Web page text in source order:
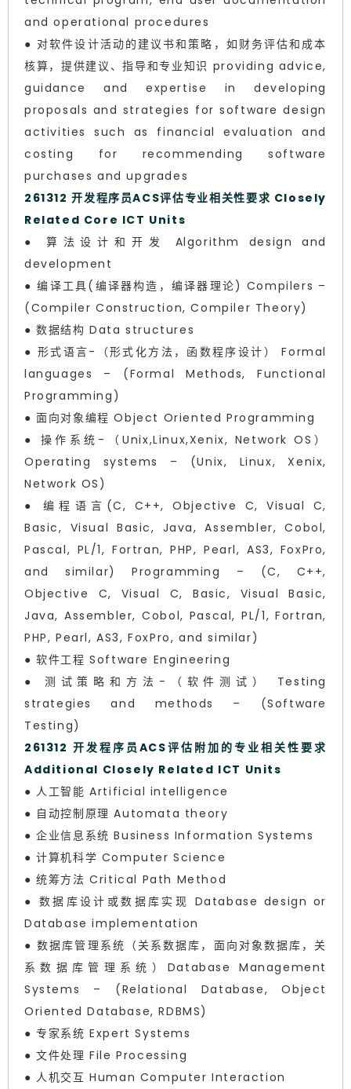
and operational procedures
● 对软件设计活动的建议书和策略，如财务评估和成本
核算，提供建议、指导和专业知识 providing advice,
guidance and expertise in developing
proposals and strategies for software design
activities such as financial evaluation and
costing for recommending software
purchases and upgrades
261312 开发程序员ACS评估专业相关性要求 Closely
Related Core ICT Units
● 算法设计和开发 Algorithm design and
development
● 编译工具(编译器构造，编译器理论) Compilers –
(Compiler Construction, Compiler Theory)
● 数据结构 Data structures
● 形式语言-（形式化方法，函数程序设计） Formal
languages – (Formal Methods, Functional
Programming)
● 面向对象编程 Object Oriented Programming
● 操作系统-（Unix,Linux,Xenix, Network OS）
Operating systems – (Unix, Linux, Xenix,
Network OS)
● 编程语言(C, C++, Objective C, Visual C,
Basic, Visual Basic, Java, Assembler, Cobol,
Pascal, PL/1, Fortran, PHP, Pearl, AS3, FoxPro,
and similar) Programming – (C, C++,
Objective C, Visual C, Basic, Visual Basic,
Java, Assembler, Cobol, Pascal, PL/1, Fortran,
PHP, Pearl, AS3, FoxPro, and similar)
● 软件工程 Software Engineering
● 测试策略和方法-（软件测试） Testing
strategies and methods – (Software
Testing)
261312 开发程序员ACS评估附加的专业相关性要求
Additional Closely Related ICT Units
● 人工智能 Artificial intelligence
● 自动控制原理 Automata theory
● 企业信息系统 Business Information Systems
● 计算机科学 Computer Science
● 统筹方法 Critical Path Method
● 数据库设计或数据库实现 Database design or
Database implementation
● 数据库管理系统（关系数据库，面向对象数据库，关
系数据库管理系统）Database Management
Systems – (Relational Database, Object
Oriented Database, RDBMS)
● 专家系统 Expert Systems
● 文件处理 File Processing
● 人机交互 Human Computer Interaction